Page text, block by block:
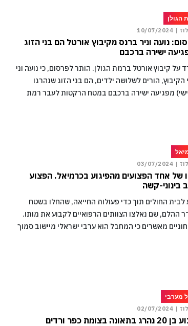
הגולן
|
10/07/2024
נועה וניר ברנס מקיבוץ אורטל הם בני הזוג
ישירה ברכבם
על קיבוץ אורטל ברמת הגולן. הותר לפרסום, כי נועה וניר
הורים לשלושה ילדים, הם בני הזוג שנהרגו
מפגיעה ישירה ברכבם במטח הרקטות לעבר רמת
|
03/07/2024
של אחד הפצועים מהפיגוע בכרמיאל. הפצוע
בינוני-קשה
לבית החולים תוך כדי פעולות החייאה, שהחלו בשטח
ההלם, שם נאלצו הצוותים הרפואיים לקבוע את מותו.
מאשרים כי המחבל הוא ערבי ישראלי מיישוב סמוך
מערבי
|
02/07/2024
כפר ורדים